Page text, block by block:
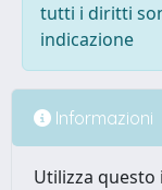
tutti i diritti
indicazione
Informazioni
Utilizza